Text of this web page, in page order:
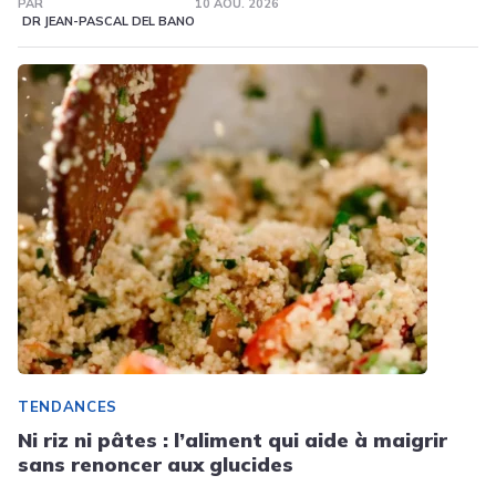
PAR
DR JEAN-PASCAL DEL BANO
10 AOÛ. 2026
TENDANCES
Ni riz ni pâtes : l’aliment qui aide à maigrir
sans renoncer aux glucides